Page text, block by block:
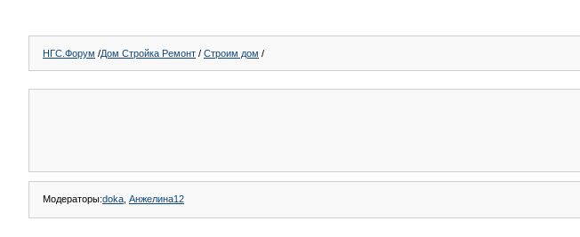
НГС.Форум /Дом Стройка Ремонт / Строим дом /
Модераторы:doka Анжелина12